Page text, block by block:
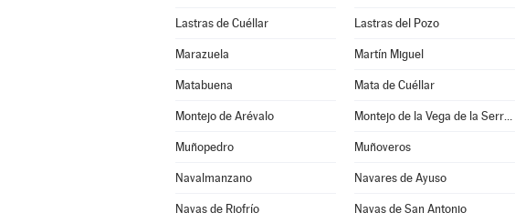
Lastras de Cuéllar Lastras del Pozo
Marazuela Martín Miguel
Matabuena Mata de Cuéllar
Montejo de Arévalo Montejo de la Vega de la Serrezuela
Muñopedro Muñoveros
Navalmanzano Navares de Ayuso
Navas de Riofrío Navas de San Antonio